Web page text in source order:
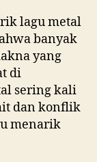
lagu metal
banyak
yang
di
sering kali
dan konflik
menarik